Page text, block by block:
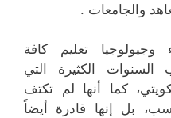
والجامعات .
تعليم كافة
السنوات الكثيرة التي
كما أنها لم تكتف
بل إنها قادرة أيضاً